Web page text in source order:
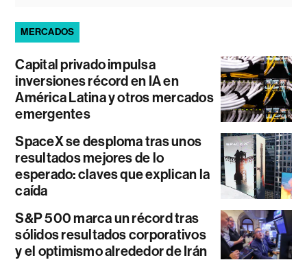
MERCADOS
Capital privado impulsa
inversiones récord en IA en
América Latina y otros mercados
emergentes
SpaceX se desploma tras unos
resultados mejores de lo
esperado: claves que explican la
caída
S&P 500 marca un récord tras
sólidos resultados corporativos
y el optimismo alrededor de Irán